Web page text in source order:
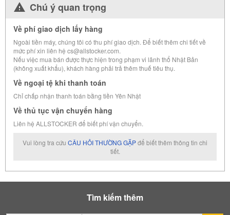
Chú ý quan trọng
Về phí giao dịch lấy hàng
Ngoài tiền máy, chúng tôi có thu phí giao dịch. Để biết thêm chi tiết về
mức phí xin liên hệ cs@allstocker.com.
Nếu việc mua bán được thực hiện trong phạm vi lãnh thổ Nhật Bản
(không xuất khẩu), khách hàng phải trả thêm thuế tiêu thụ.
Về ngoại tệ khi thanh toán
Chỉ chấp nhận thanh toán bằng tiền Yên Nhật
Về thủ tục vận chuyển hàng
Liên hệ ALLSTOCKER để biết phí vận chuyển.
Vui lòng tra cứu CÂU HỎI THƯỜNG GẶPđể biết thêm thông tin chi
tiết.
Tìm kiếm thêm